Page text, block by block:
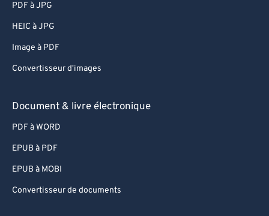
PDF à JPG
HEIC à JPG
Image à PDF
Convertisseur d'images
Document & livre électronique
PDF à WORD
EPUB à PDF
EPUB à MOBI
Convertisseur de documents